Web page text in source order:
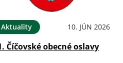
Aktuality 10. JÚN 2026
Číčovské obecné oslavy